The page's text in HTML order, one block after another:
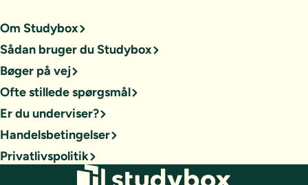
Markér vigtig tekst og afsnit med highlightfunktionen og tilføj
en bemærkning til din tekstmarkering.
Om Studybox
Sådan bruger du Studybox
Bøger på vej
Ofte stillede spørgsmål
Er du underviser?
Handelsbetingelser
Privatlivspolitik